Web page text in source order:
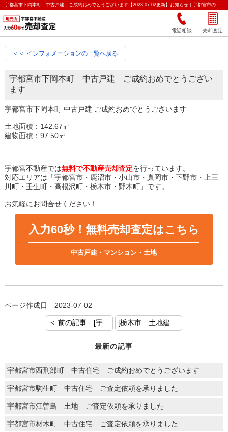
宇都宮市下岡本町 中古戸建 ご成約おめでとうございます【2023-07-02更新】お知らせ｜宇都宮市の不動産をクイック売却査定｜宇都宮不動産
電話相談 売却査定
＜＜ インフォメーションの一覧へ戻る
宇都宮市下岡本町 中古戸建 ご成約おめでとうござい
ます
宇都宮市下岡本町 中古戸建 ご成約おめでとうございます
土地面積：142.67㎡
建物面積：97.50㎡
宇都宮不動産では無料で不動産売却査定を行っています。
対応エリアは「宇都宮市・鹿沼市・小山市・真岡市・下野市・上三
川町・壬生町・高根沢町・栃木市・野木町」です。
お気軽にお問合せください！
入力60秒！無料売却査定はこちら
中古戸建・マンション・土地
ページ作成日 2023-07-02
＜ 前の記事 [宇都宮市宝木 土地付建物 ご契約おめでとうございます]
最新の記事
宇都宮市西刑部町 中古住宅 ご成約おめでとうございます
宇都宮市駒生町 中古住宅 ご査定依頼を承りました
宇都宮市江曽島 土地 ご査定依頼を承りました
宇都宮市材木町 中古住宅 ご査定依頼を承りました